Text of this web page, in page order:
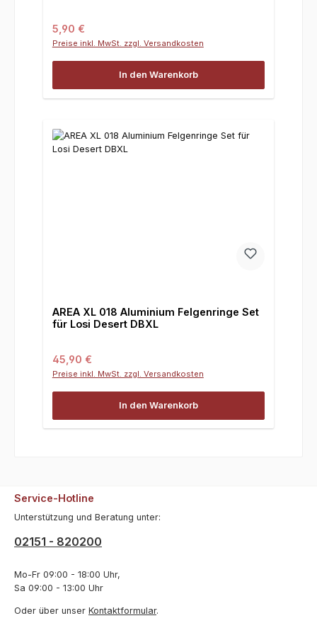
Regulärer Preis:
5,90 €
Preise inkl. MwSt. zzgl. Versandkosten
In den Warenkorb
AREA XL 018 Aluminium Felgenringe Set
für Losi Desert DBXL
Regulärer Preis:
45,90 €
Preise inkl. MwSt. zzgl. Versandkosten
In den Warenkorb
Service-Hotline
Unterstützung und Beratung unter:
02151 - 820200
Mo-Fr 09:00 - 18:00 Uhr,
Sa 09:00 - 13:00 Uhr
Oder über unser Kontaktformular.